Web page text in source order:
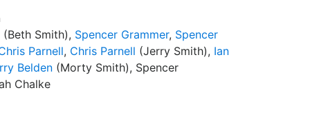
(Beth Smith), Spencer Grammer, Spencer
Parnell, Chris Parnell (Jerry Smith), Ian
Belden (Morty Smith), Spencer
Chalke